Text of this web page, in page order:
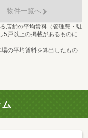
物件一覧へ
店舗の平均賃料（管理費・駐
5戸以上の掲載があるものに
の平均賃料を算出したもの